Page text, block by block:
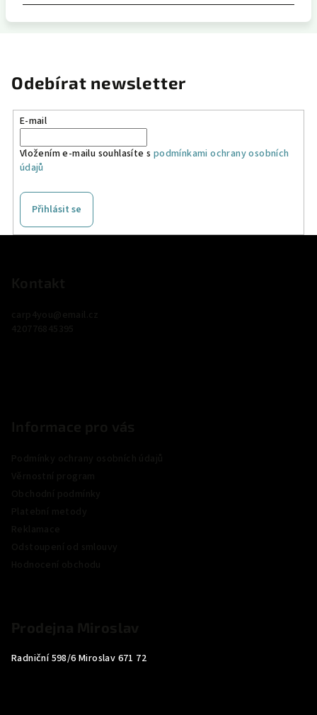
Odebírat newsletter
E-mail
Vložením e-mailu souhlasíte s podmínkami ochrany osobních
údajů
Přihlásit se
Radniční 598/6 Miroslav 671 72